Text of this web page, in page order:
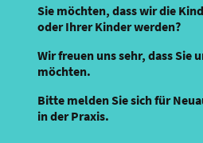
Sie möchten, dass wir die
oder Ihrer Kinder werden?
Wir freuen uns sehr, dass Sie
möchten.
Bitte melden Sie sich für
in der Praxis.